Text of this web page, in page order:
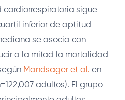
sigue
inferior de aptitud
se asocia con
a la mitad la mortalidad
Mandsager et al. en
adultos). El grupo